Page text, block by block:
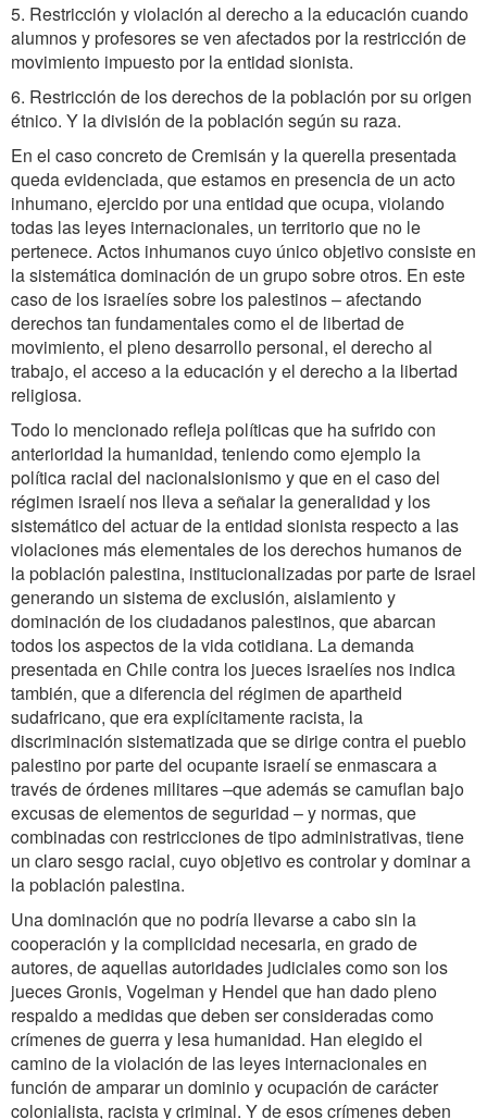
5. Restricción y violación al derecho a la educación cuando
alumnos y profesores se ven afectados por la restricción de
movimiento impuesto por la entidad sionista.
6. Restricción de los derechos de la población por su origen
étnico. Y la división de la población según su raza.
En el caso concreto de Cremisán y la querella presentada
queda evidenciada, que estamos en presencia de un acto
inhumano, ejercido por una entidad que ocupa, violando
todas las leyes internacionales, un territorio que no le
pertenece. Actos inhumanos cuyo único objetivo consiste en
la sistemática dominación de un grupo sobre otros. En este
caso de los israelíes sobre los palestinos – afectando
derechos tan fundamentales como el de libertad de
movimiento, el pleno desarrollo personal, el derecho al
trabajo, el acceso a la educación y el derecho a la libertad
religiosa.
Todo lo mencionado refleja políticas que ha sufrido con
anterioridad la humanidad, teniendo como ejemplo la
política racial del nacionalsionismo y que en el caso del
régimen israelí nos lleva a señalar la generalidad y los
sistemático del actuar de la entidad sionista respecto a las
violaciones más elementales de los derechos humanos de
la población palestina, institucionalizadas por parte de Israel
generando un sistema de exclusión, aislamiento y
dominación de los ciudadanos palestinos, que abarcan
todos los aspectos de la vida cotidiana. La demanda
presentada en Chile contra los jueces israelíes nos indica
también, que a diferencia del régimen de apartheid
sudafricano, que era explícitamente racista, la
discriminación sistematizada que se dirige contra el pueblo
palestino por parte del ocupante israelí se enmascara a
través de órdenes militares –que además se camuflan bajo
excusas de elementos de seguridad – y normas, que
combinadas con restricciones de tipo administrativas, tiene
un claro sesgo racial, cuyo objetivo es controlar y dominar a
la población palestina.
Una dominación que no podría llevarse a cabo sin la
cooperación y la complicidad necesaria, en grado de
autores, de aquellas autoridades judiciales como son los
jueces Gronis, Vogelman y Hendel que han dado pleno
respaldo a medidas que deben ser consideradas como
crímenes de guerra y lesa humanidad. Han elegido el
camino de la violación de las leyes internacionales en
función de amparar un dominio y ocupación de carácter
colonialista, racista y criminal. Y de esos crímenes deben